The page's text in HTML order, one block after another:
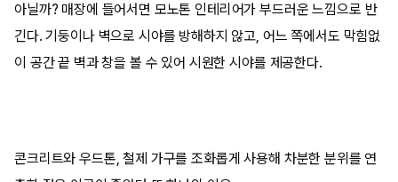
아닐까? 매장에 들어서면 모노톤 인테리어가 부드러운 느낌으로 반
긴다. 기둥이나 벽으로 시야를 방해하지 않고, 어느 쪽에서도 막힘없
이 공간 끝 벽과 창을 볼 수 있어 시원한 시야를 제공한다.
콘크리트와 우드톤, 철제 가구를 조화롭게 사용해 차분한 분위를 연